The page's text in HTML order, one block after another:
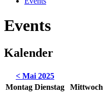
Events
Kalender
< Mai 2025
Montag Dienstag Mittwoch